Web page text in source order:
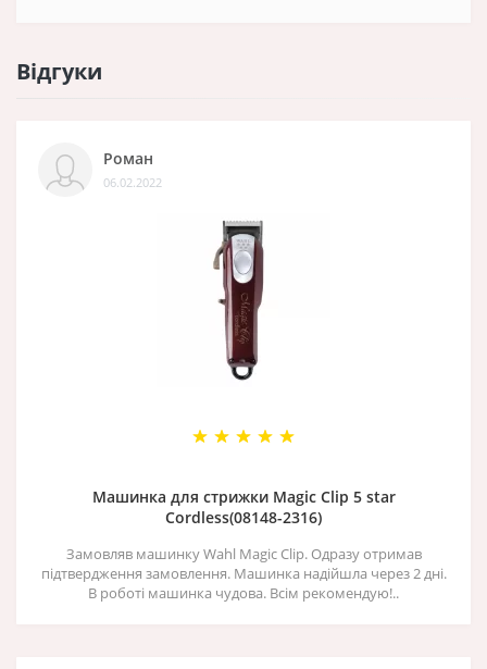
Відгуки
Роман
06.02.2022
Машинка для стрижки Magic Clip 5 star
Cordless(08148-2316)
Замовляв машинку Wahl Magic Clip. Одразу отримав
підтвердження замовлення. Машинка надійшла через 2 дні.
В роботі машинка чудова. Всім рекомендую!..